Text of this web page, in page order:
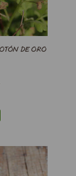
DE ORO